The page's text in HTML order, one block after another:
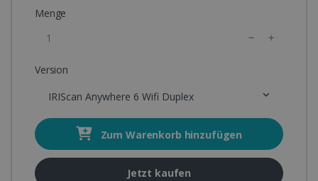
Menge
Version
IRIScan Anywhere 6 Wifi Duplex
Zum Warenkorb hinzufügen
Jetzt kaufen